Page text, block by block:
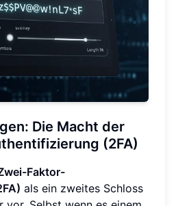
Die Macht der
(2FA)
Faktor-
als ein zweites Schloss